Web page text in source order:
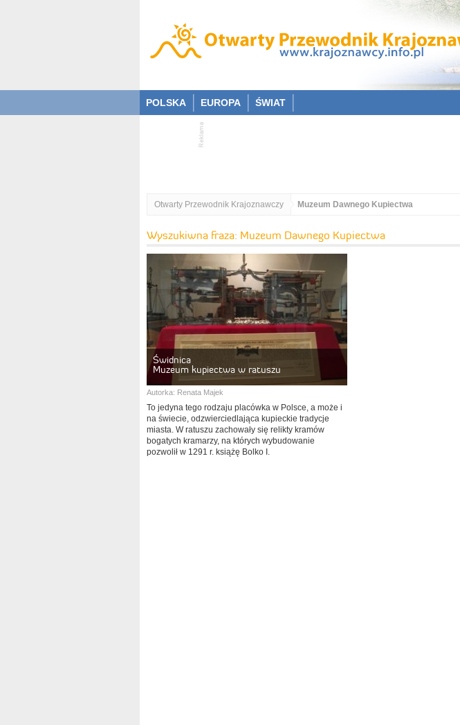
POLSKA EUROPA ŚWIAT
Otwarty Przewodnik Krajoznawczy Muzeum Dawnego Kupiectwa
Wyszukiwna fraza: Muzeum Dawnego Kupiectwa
Świdnica
Muzeum kupiectwa w ratuszu
Autorka: Renata Majek
To jedyna tego rodzaju placówka w Polsce, a może i
na świecie, odzwierciedlająca kupieckie tradycje
miasta. W ratuszu zachowały się relikty kramów
bogatych kramarzy, na których wybudowanie
pozwolił w 1291 r. książę Bolko I.